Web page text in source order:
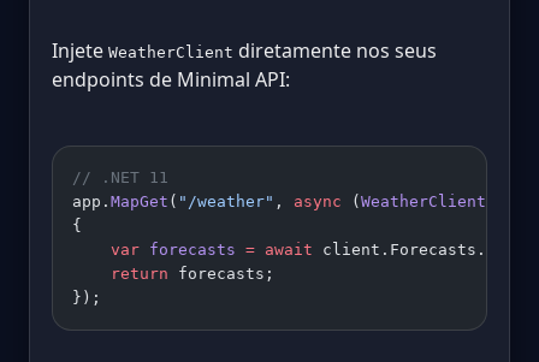
Injete WeatherClient diretamente nos seus
endpoints de Minimal API:
// .NET 11
app. MapGet ( "/weather" , async (WeatherClient
{
    var
forecasts = await client.Forecasts.
    return
forecasts;
});